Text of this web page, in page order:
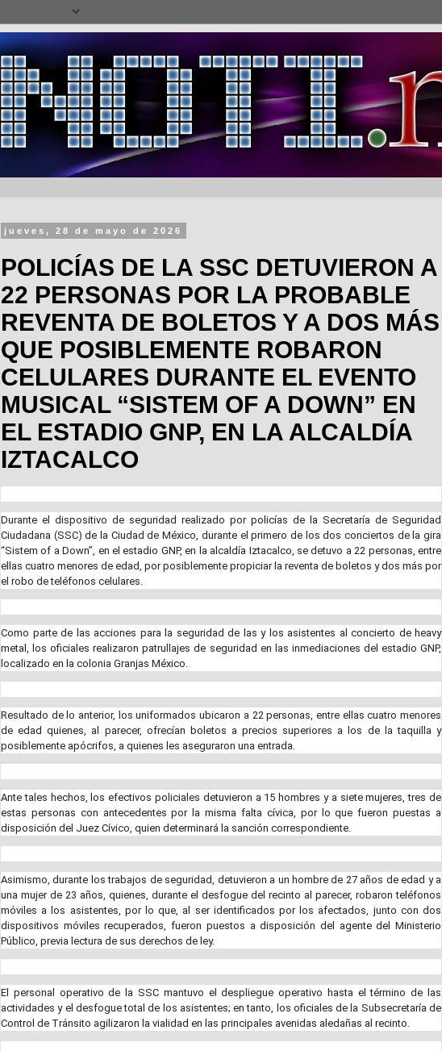
jueves, 28 de mayo de 2026
POLICÍAS DE LA SSC DETUVIERON A
22 PERSONAS POR LA PROBABLE
REVENTA DE BOLETOS Y A DOS MÁS
QUE POSIBLEMENTE ROBARON
CELULARES DURANTE EL EVENTO
MUSICAL “SISTEM OF A DOWN” EN
EL ESTADIO GNP, EN LA ALCALDÍA
IZTACALCO
Durante el dispositivo de seguridad realizado por policías de la Secretaría de Seguridad
Ciudadana (SSC) de la Ciudad de México, durante el primero de los dos conciertos de la gira
“Sistem of a Down”, en el estadio GNP, en la alcaldía Iztacalco, se detuvo a 22 personas, entre
ellas cuatro menores de edad, por posiblemente propiciar la reventa de boletos y dos más por
el robo de teléfonos celulares.
Como parte de las acciones para la seguridad de las y los asistentes al concierto de heavy
metal, los oficiales realizaron patrullajes de seguridad en las inmediaciones del estadio GNP,
localizado en la colonia Granjas México.
Resultado de lo anterior, los uniformados ubicaron a 22 personas, entre ellas cuatro menores
de edad quienes, al parecer, ofrecían boletos a precios superiores a los de la taquilla y
posiblemente apócrifos, a quienes les aseguraron una entrada.
Ante tales hechos, los efectivos policiales detuvieron a 15 hombres y a siete mujeres, tres de
estas personas con antecedentes por la misma falta cívica, por lo que fueron puestas a
disposición del Juez Cívico, quien determinará la sanción correspondiente.
Asimismo, durante los trabajos de seguridad, detuvieron a un hombre de 27 años de edad y a
una mujer de 23 años, quienes, durante el desfogue del recinto al parecer, robaron teléfonos
móviles a los asistentes, por lo que, al ser identificados por los afectados, junto con dos
dispositivos móviles recuperados, fueron puestos a disposición del agente del Ministerio
Público, previa lectura de sus derechos de ley.
El personal operativo de la SSC mantuvo el despliegue operativo hasta el término de las
actividades y el desfogue total de los asistentes; en tanto, los oficiales de la Subsecretaría de
Control de Tránsito agilizaron la vialidad en las principales avenidas aledañas al recinto.